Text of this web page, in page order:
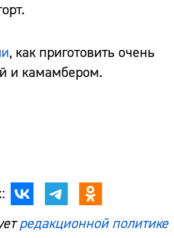
, как приготовить очень
и камамбером.
редакционной политике